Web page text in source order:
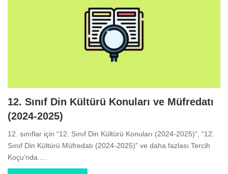
12. Sınıf Din Kültürü Konuları ve Müfredatı
(2024-2025)
12. sınıflar için “12. Sınıf Din Kültürü Konuları (2024-2025)“, “12.
Sınıf Din Kültürü Müfredatı (2024-2025)” ve daha fazlası Tercih
Koçu’nda.…